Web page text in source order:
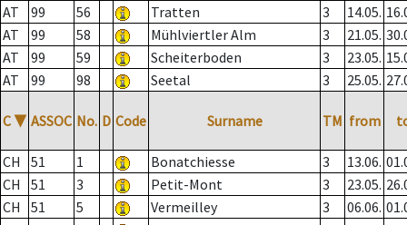
AT
99 56 Tratten 3 14.05.
AT
99 58 Mühlviertler Alm 3 21.05.
AT
99 59 Scheiterboden 3 23.05.
AT
99 98 Seetal 3 25.05.
C ▼ ASSOC No. D Code Surname TM from
CH 51 1 Bonatchiesse 3 13.06.
CH
51 3 Petit-Mont 3 23.05.
CH
51 5 Vermeilley 3 06.06.